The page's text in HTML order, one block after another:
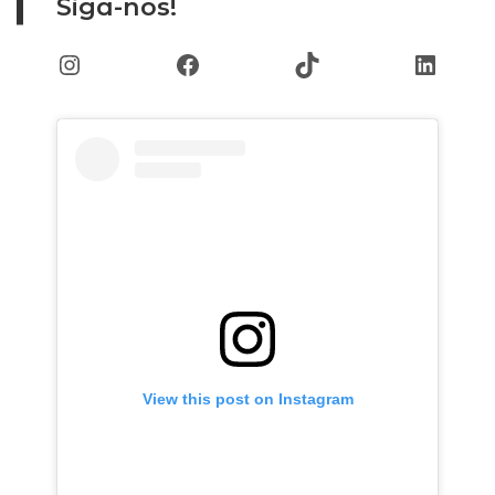
Siga-nos!
InstagramFacebook TikTok
View this post on Instagram